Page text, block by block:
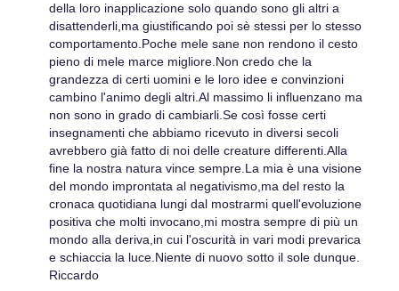
della loro inapplicazione solo quando sono gli altri a
disattenderli,ma giustificando poi sè stessi per lo stesso
comportamento.Poche mele sane non rendono il cesto
pieno di mele marce migliore.Non credo che la
grandezza di certi uomini e le loro idee e convinzioni
cambino l'animo degli altri.Al massimo li influenzano ma
non sono in grado di cambiarli.Se così fosse certi
insegnamenti che abbiamo ricevuto in diversi secoli
avrebbero già fatto di noi delle creature differenti.Alla
fine la nostra natura vince sempre.La mia è una visione
del mondo improntata al negativismo,ma del resto la
cronaca quotidiana lungi dal mostrarmi quell'evoluzione
positiva che molti invocano,mi mostra sempre di più un
mondo alla deriva,in cui l'oscurità in vari modi prevarica
e schiaccia la luce.Niente di nuovo sotto il sole dunque.
Riccardo